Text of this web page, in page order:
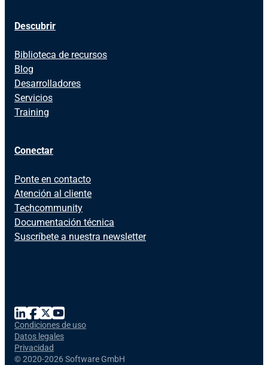
Descubrir
Biblioteca de recursos
Blog
Desarrolladores
Servicios
Training
Conectar
Ponte en contacto
Atención al cliente
Techcommunity
Documentación técnica
Suscríbete a nuestra newsletter
©2020-2026 Software GmbH
Condiciones de uso
Datos legales
Privacidad